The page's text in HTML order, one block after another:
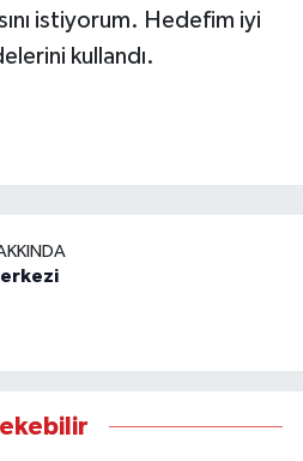
istiyorum. Hedefim iyi
kullandı.